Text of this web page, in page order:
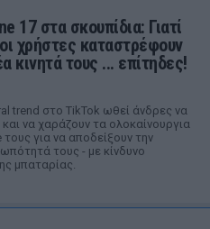
17 στα σκουπίδια: Γιατί
χρήστες καταστρέφουν
κινητά τους ... επίτηδες!
trend στο TikTok ωθεί άνδρες να
να χαράζουν τα ολοκαίνουργια
τους για να αποδείξουν την
τους - με κίνδυνο
μπαταρίας.